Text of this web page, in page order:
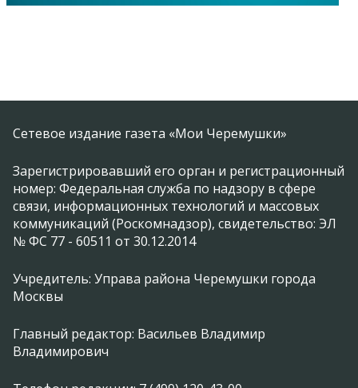
Сетевое издание газета «Мои Черемушки»
Зарегистрировавший его орган и регистрационный
номер: Федеральная служба по надзору в сфере
связи, информационных технологий и массовых
коммуникаций (Роскомнадзор), свидетельство: ЭЛ
№ ФС 77 - 60511 от 30.12.2014
Учредитель: Управа района Черемушки города
Москвы
Главный редактор: Васильев Владимир
Владимирович